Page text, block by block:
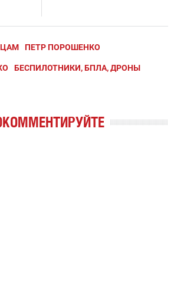
ПЕТР ПОРОШЕНКО
БЕСПИЛОТНИКИ, БПЛА, ДРОНЫ